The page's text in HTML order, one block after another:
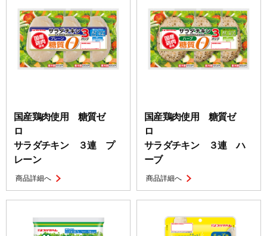
国産鶏肉使用 糖質ゼ
ロ
サラダチキン ３連 プ
レーン
商品詳細へ
国産鶏肉使用 糖質ゼ
ロ
サラダチキン ３連 ハ
ーブ
商品詳細へ